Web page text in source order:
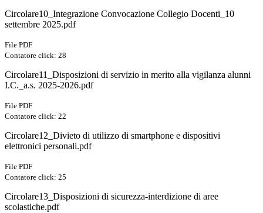
Circolare10_Integrazione Convocazione Collegio Docenti_10
settembre 2025.pdf
File PDF
Contatore click: 28
Circolare11_Disposizioni di servizio in merito alla vigilanza alunni
I.C._a.s. 2025-2026.pdf
File PDF
Contatore click: 22
Circolare12_Divieto di utilizzo di smartphone e dispositivi
elettronici personali.pdf
File PDF
Contatore click: 25
Circolare13_Disposizioni di sicurezza-interdizione di aree
scolastiche.pdf